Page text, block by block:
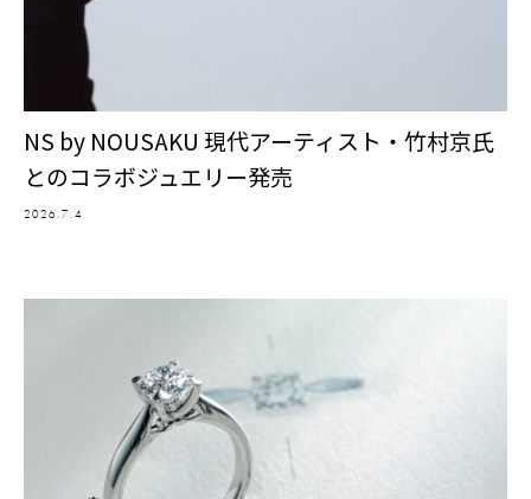
NS by NOUSAKU 現代アーティスト・竹村京氏
とのコラボジュエリー発売
2026.7.4